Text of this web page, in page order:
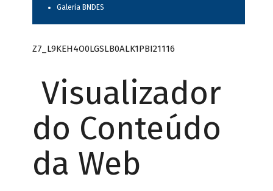
Galeria BNDES
Z7_L9KEH4O0LGSLB0ALK1PBI21116
Visualizador
do Conteúdo
da Web